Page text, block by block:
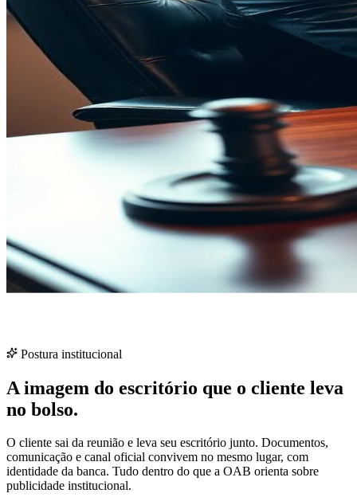
Postura institucional
A imagem do escritório que o cliente leva
no bolso.
O cliente sai da reunião e leva seu escritório junto. Documentos,
comunicação e canal oficial convivem no mesmo lugar, com
identidade da banca. Tudo dentro do que a OAB orienta sobre
publicidade institucional.